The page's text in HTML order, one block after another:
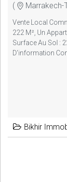
( Marrakech-
Vente Local
222 M², Un
Surface Au Sol :
D'information
Bikhir